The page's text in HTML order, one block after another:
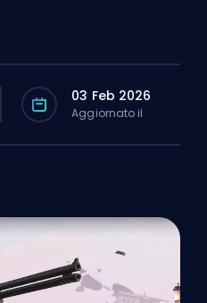
03 Feb 2026
Aggiornato il